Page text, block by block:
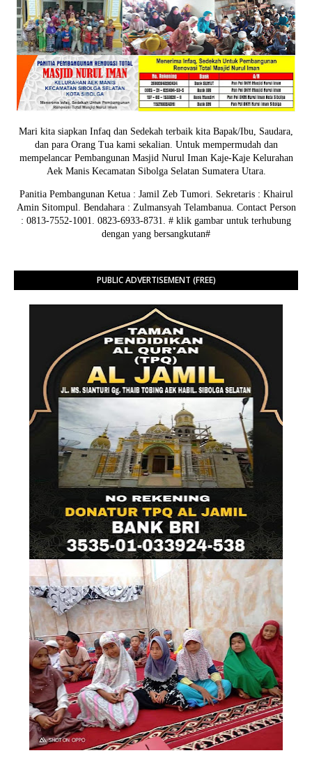
Mari kita siapkan Infaq dan Sedekah terbaik kita Bapak/Ibu, Saudara,
dan para Orang Tua kami sekalian. Untuk mempermudah dan
mempelancar Pembangunan Masjid Nurul Iman Kaje-Kaje Kelurahan
Aek Manis Kecamatan Sibolga Selatan Sumatera Utara.
Panitia Pembangunan Ketua : Jamil Zeb Tumori. Sekretaris : Khairul
Amin Sitompul. Bendahara : Zulmansyah Telambanua. Contact Person
: 0813-7552-1001. 0823-6933-8731. # klik gambar untuk terhubung
dengan yang bersangkutan#
PUBLIC ADVERTISEMENT (FREE)